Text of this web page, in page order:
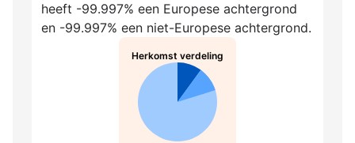
heeft -99.997% een Europese achtergrond
en -99.997% een niet-Europese achtergrond.
Herkomst verdeling